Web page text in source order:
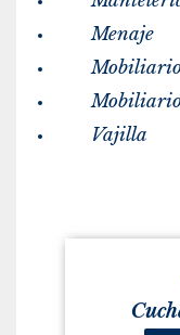
Menaje
Mobiliario
Vajilla